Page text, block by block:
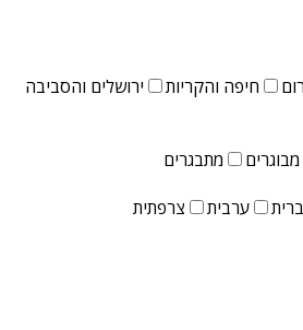
חיפה והקריות ירושלים והסביבה
מבוגרים
מתבגרים
ערבית צרפתית